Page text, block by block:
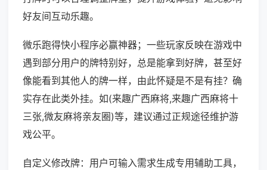
好友间互动乐趣。
微乐跑得快小程序必赢神器；一些玩家反映在游戏中
遇到部分用户的牌特别好，总是能拿到好牌，甚至好
像能看到其他人的牌一样，由此怀疑是不是有挂？确
实存在此类外挂。如(来趣广西麻将,来趣广西麻将十
三张,微友麻将亲友圈)等，建议通过正规途径维护游
戏公平。
自定义修改牌：用户可输入需求生成专用辅助工具，